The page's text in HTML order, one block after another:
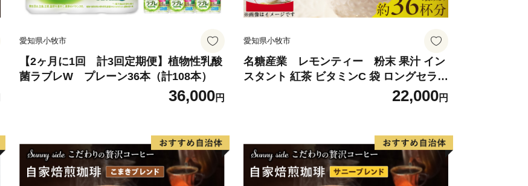
愛知県小牧市
【2ヶ月に1回 計3回定期便】植物性乳酸
菌ラブレW プレーン36本（計108本）
36,000円
愛知県小牧市
名糖産業 レモンティー 粉末 果汁 イン
スタント 紅茶 ビタミンC 袋 ロングセラー
粉末飲料 粉末茶 簡単 手軽 ホット アイス
22,000円